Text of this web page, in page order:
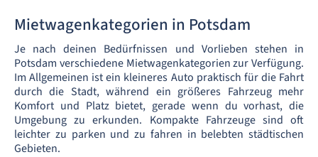
Mietwagenkategorien in Potsdam
Je nach deinen Bedürfnissen und Vorlieben stehen in
Potsdam verschiedene Mietwagenkategorien zur Verfügung.
Im Allgemeinen ist ein kleineres Auto praktisch für die Fahrt
durch die Stadt, während ein größeres Fahrzeug mehr
Komfort und Platz bietet, gerade wenn du vorhast, die
Umgebung zu erkunden. Kompakte Fahrzeuge sind oft
leichter zu parken und zu fahren in belebten städtischen
Gebieten.